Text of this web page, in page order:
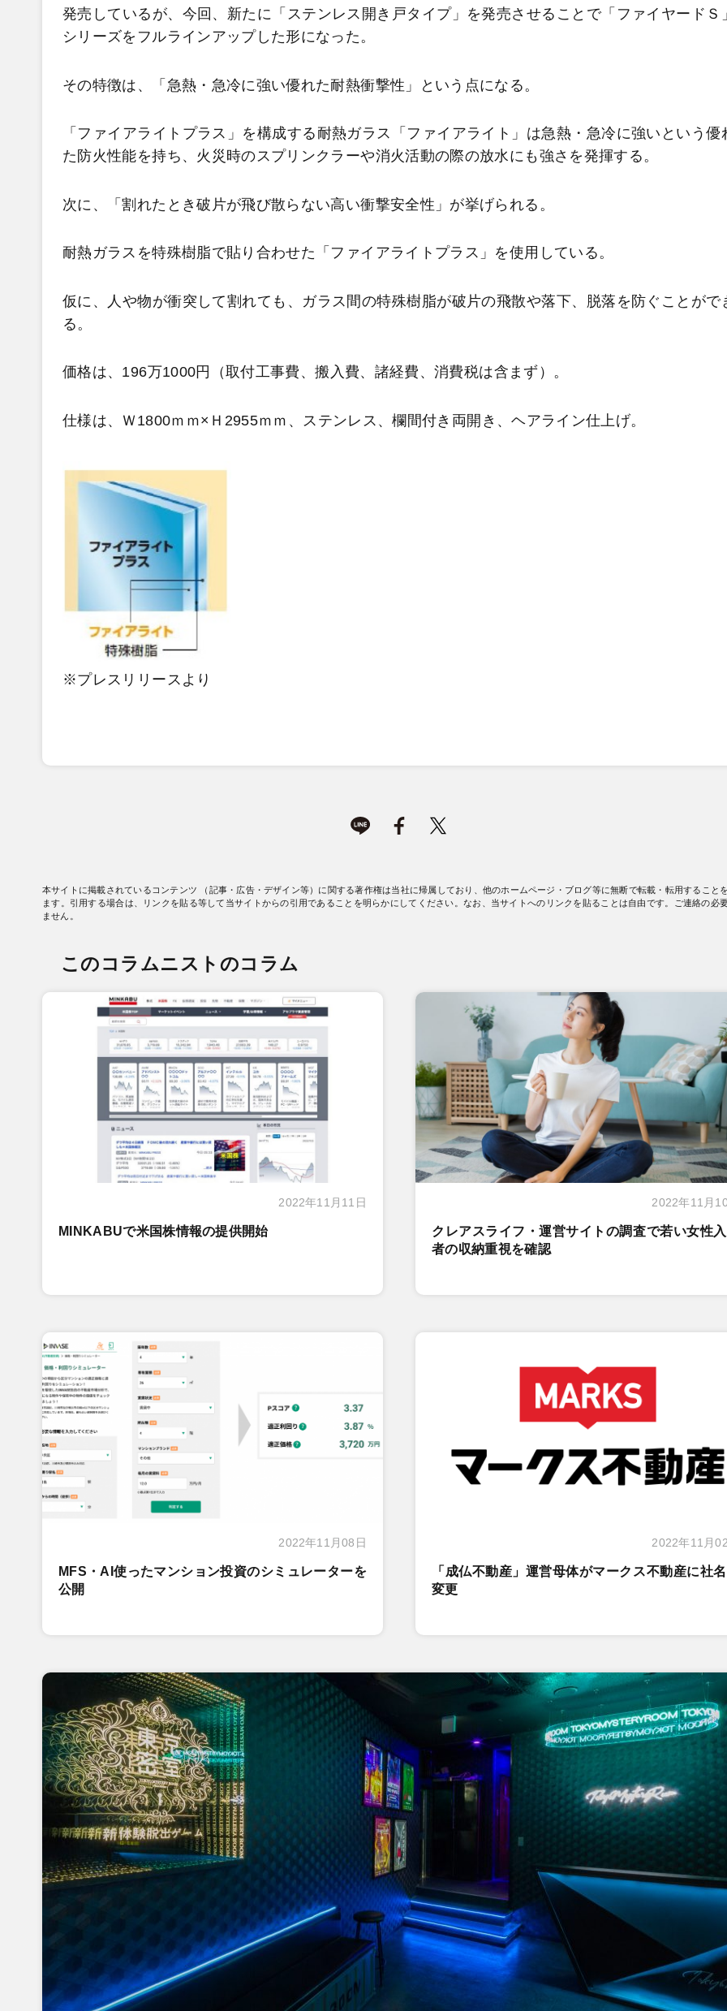
発売しているが、今回、新たに「ステンレス開き戸タイプ」を発売させることで「ファイヤードＳ
シリーズをフルラインアップした形になった。
その特徴は、「急熱・急冷に強い優れた耐熱衝撃性」という点になる。
「ファイアライトプラス」を構成する耐熱ガラス「ファイアライト」は急熱・急冷に強いという優
た防火性能を持ち、火災時のスプリンクラーや消火活動の際の放水にも強さを発揮する。
次に、「割れたとき破片が飛び散らない高い衝撃安全性」が挙げられる。
耐熱ガラスを特殊樹脂で貼り合わせた「ファイアライトプラス」を使用している。
仮に、人や物が衝突して割れても、ガラス間の特殊樹脂が破片の飛散や落下、脱落を防ぐことがで
る。
価格は、196万1000円（取付工事費、搬入費、諸経費、消費税は含まず）。
仕様は、Ｗ1800ｍｍ×Ｈ2955ｍｍ、ステンレス、欄間付き両開き、ヘアライン仕上げ。
※プレスリリースより
本サイトに掲載されているコンテンツ （記事・広告・デザイン等）に関する著作権は当社に帰属しており、他のホームページ・ブログ等に無断で転載・転用すること
ます。引用する場合は、リンクを貼る等して当サイトからの引用であることを明らかにしてください。なお、当サイトへのリンクを貼ることは自由です。ご連絡の必
ません。
このコラムニストのコラム
2022年11月11日
MINKABUで米国株情報の提供開始
2022年11月
クレアスライフ・運営サイトの調査で若い女性
者の収納重視を確認
2022年11月08日
MFS・AI使ったマンション投資のシミュレーターを
公開
2022年11月
「成仏不動産」運営母体がマークス不動産に社
変更